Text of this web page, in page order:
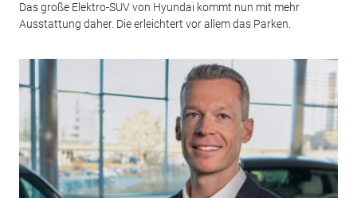
Das große Elektro-SUV von Hyundai kommt nun mit mehr
Ausstattung daher. Die erleichtert vor allem das Parken.